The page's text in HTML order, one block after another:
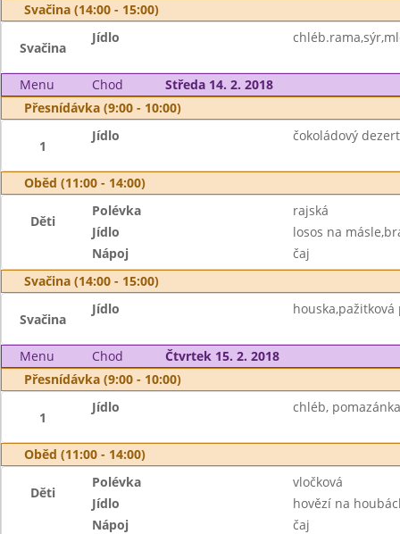
Svačina (14:00 - 15:00)
Svačina
Jídlo
Menu Chod
Středa 14. 2. 2018
Přesnídávka (9:00 - 10:00)
1
Jídlo čokoládový
Oběd (11:00 - 14:00)
Děti
Polévka
rajská
Jídlo
losos na
Nápoj
čaj
Svačina (14:00 - 15:00)
Svačina
Jídlo
Menu Chod
Čtvrtek 15. 2. 2018
Přesnídávka (9:00 - 10:00)
1
Jídlo chléb,
Oběd (11:00 - 14:00)
Děti
Polévka
vločková
Jídlo
hovězí na
Nápoj
čaj